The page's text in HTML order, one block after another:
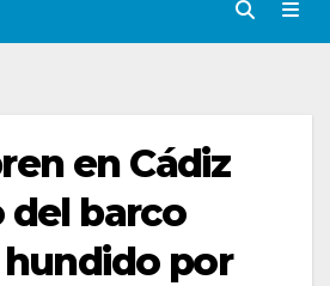
en Cádiz
del barco
por